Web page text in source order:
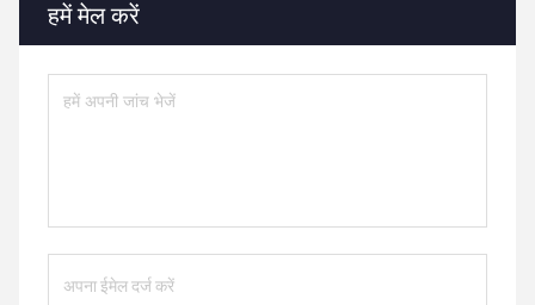
हमें मेल करें